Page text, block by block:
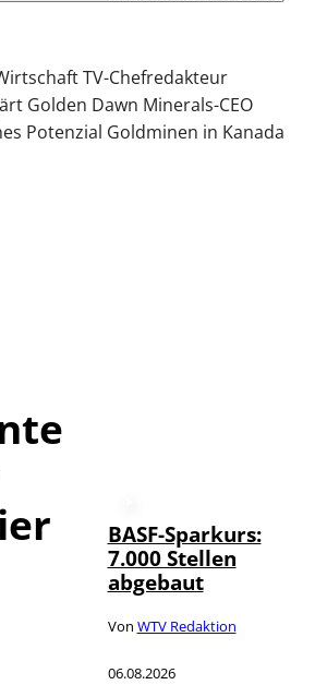
TV-Chefredakteur
Golden Dawn Minerals-CEO
Potenzial Goldminen in Kanada
BASF-Sparkurs:
7.000 Stellen
abgebaut
Von WTV Redaktion
06.08.2026